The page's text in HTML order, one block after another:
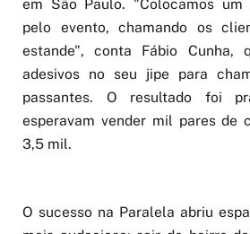
em São Paulo. "Colocamos um
pelo evento, chamando os
estande", conta Fábio Cunha,
adesivos no seu jipe para
passantes. O resultado foi
esperavam vender mil pares de
3,5 mil.
O sucesso na Paralela abriu